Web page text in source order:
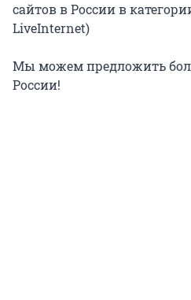
сайтов в России в
LiveInternet)
Мы можем предложить
России!